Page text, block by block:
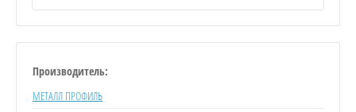
Производитель:
МЕТАЛЛ ПРОФИЛЬ